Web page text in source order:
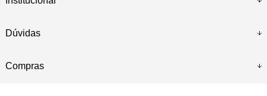
Dúvidas
Compras